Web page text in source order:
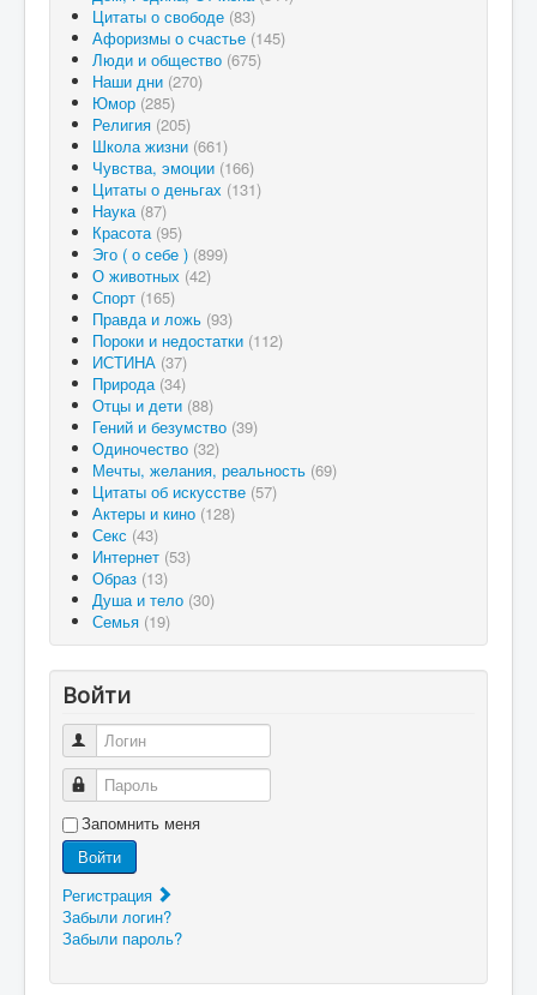
Цитаты о свободе (83)
Афоризмы о счастье (145)
Люди и общество (675)
Наши дни (270)
Юмор (285)
Религия (205)
Школа жизни (661)
Чувства, эмоции (166)
Цитаты о деньгах (131)
Наука (87)
Красота (95)
Эго ( о себе ) (899)
О животных (42)
Спорт (165)
Правда и ложь (93)
Пороки и недостатки (112)
ИСТИНА (37)
Природа (34)
Отцы и дети (88)
Гений и безумство (39)
Одиночество (32)
Мечты, желания, реальность (69)
Цитаты об искусстве (57)
Актеры и кино (128)
Секс (43)
Интернет (53)
Образ (13)
Душа и тело (30)
Семья (19)
Войти
Логин
Пароль
Запомнить меня
Войти
Регистрация
Забыли логин?
Забыли пароль?